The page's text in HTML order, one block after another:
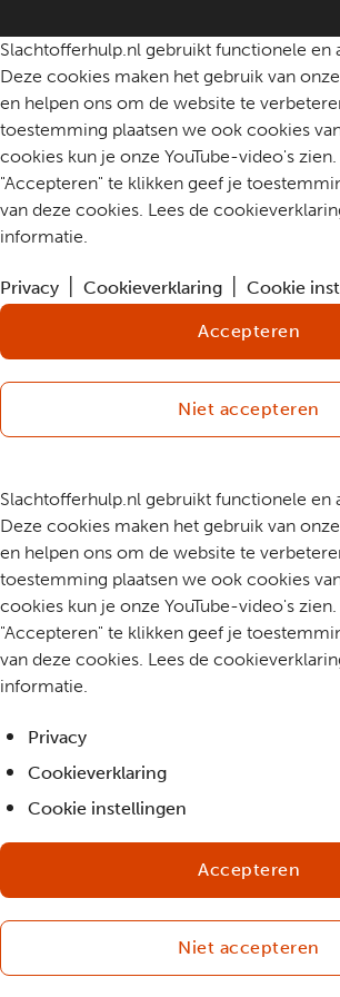
Slachtofferhulp.nl gebruikt functionele en
Deze cookies maken het gebruik van
en helpen ons om de website te
toestemming plaatsen we ook cookies
cookies kun je onze YouTube-video's
"Accepteren" te klikken geef je
van deze cookies. Lees de
informatie.
Privacy Cookieverklaring Cookie
Accepteren
Niet accepteren
Slachtofferhulp.nl gebruikt functionele en
Deze cookies maken het gebruik van
en helpen ons om de website te
toestemming plaatsen we ook cookies
cookies kun je onze YouTube-video's
"Accepteren" te klikken geef je
van deze cookies. Lees de
informatie.
Privacy
Cookieverklaring
Cookie instellingen
Accepteren
Niet accepteren